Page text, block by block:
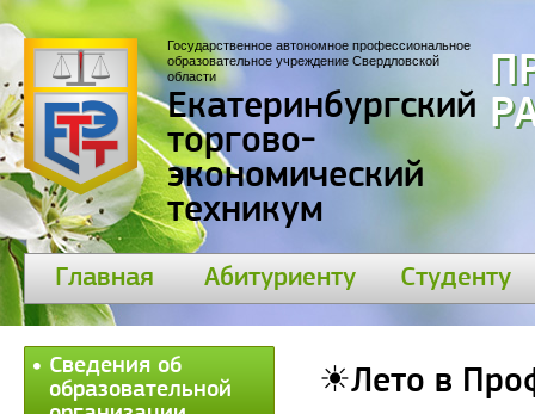
Государственное автономное профессиональное
образовательное учреждение Свердловской
области
Екатеринбургский
торгово-
экономический
техникум
Главная Абитуриенту Студенту
Сведения об
образовательной
☀Лето в